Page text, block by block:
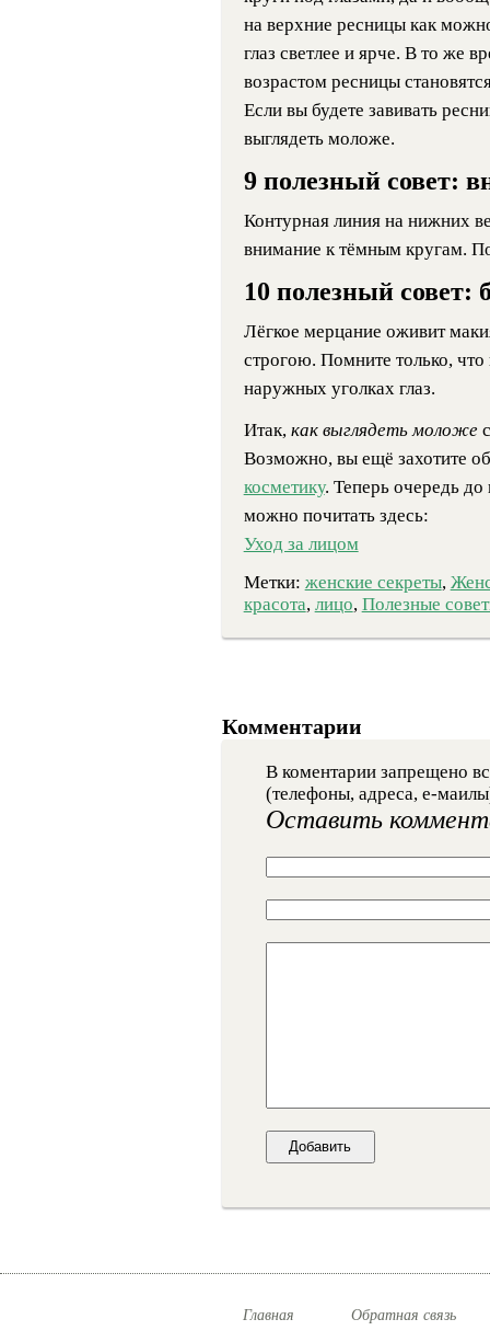
на верхние ресницы как
глаз светлее и ярче. В то же
возрастом ресницы
Если вы будете завивать
выглядеть моложе.
9 полезный совет:
Контурная линия на нижних
внимание к тёмным кругам.
10 полезный совет:
Лёгкое мерцание оживит
строгою. Помните только,
наружных уголках глаз.
Итак, как выглядеть моложе
Возможно, вы ещё захотите
косметику. Теперь очередь
можно почитать здесь:
Уход за лицом
Метки: женские секреты,
красота, лицо, Полезные
Комментарии
В коментарии запрещено
(телефоны, адреса, е-
Оставить
Главная Обратная связь